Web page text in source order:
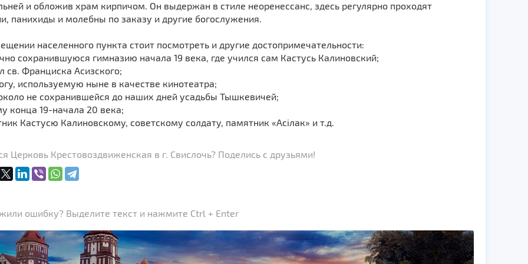
и обложив храм кирпичом. Он выдержан в стиле неоренессанс, здесь регулярно проходят
панихиды и молебны по заказу и другие богослужения.
населенного пункта стоит посмотреть и другие достопримечательности:
сохранившуюся гимназию начала 19 века, где учился сам Кастусь Калиновский;
св. Франциска Асизского;
используемую ныне в качестве кинотеатра;
не сохранившейся до наших дней усадьбы Тышкевичей;
конца 19-начала 20 века;
Кастусю Калиновскому, советскому солдату, памятник «Асiлак» и т.д.
Церковь Крестовоздвиженская в г. Свислочь? Поделись с друзьями!
ошибку? Выделите текст и нажмите Ctrl + Enter